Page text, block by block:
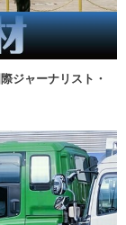
ジャーナリスト・